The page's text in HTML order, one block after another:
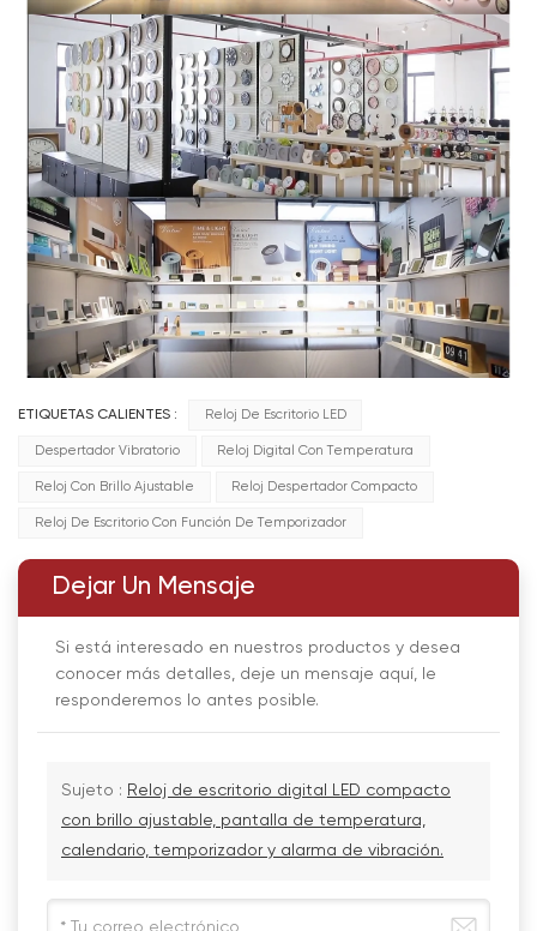
ETIQUETAS CALIENTES : Reloj De Escritorio LED
Despertador Vibratorio Reloj Digital Con Temperatura
Reloj Con Brillo Ajustable Reloj Despertador Compacto
Reloj De Escritorio Con Función De Temporizador
Dejar Un Mensaje
Si está interesado en nuestros productos y desea
conocer más detalles, deje un mensaje aquí, le
responderemos lo antes posible.
Sujeto : Reloj de escritorio digital LED compacto
con brillo ajustable, pantalla de temperatura,
calendario, temporizador y alarma de vibración.